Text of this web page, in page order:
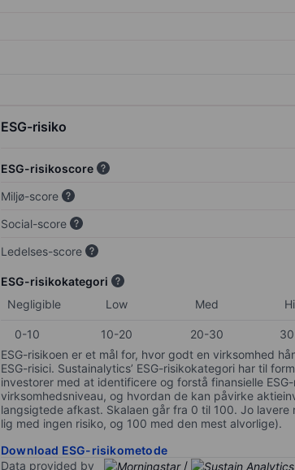
ESG-risiko
ESG-risikoscore
Miljø-score
Social-score
Ledelses-score
ESG-risikokategori
Negligible
Low Med
0-10 10-20 20-30
ESG-risikoen er et mål for, hvor godt en virksomhed
ESG-risici. Sustainalytics’ ESG-risikokategori har til
investorer med at identificere og forstå finansielle
virksomhedsniveau, og hvordan de kan påvirke
langsigtede afkast. Skalaen går fra 0 til 100. Jo lavere
lig med ingen risiko, og 100 med den mest alvorlige).
Download ESG-risikometode
Data provided by
/